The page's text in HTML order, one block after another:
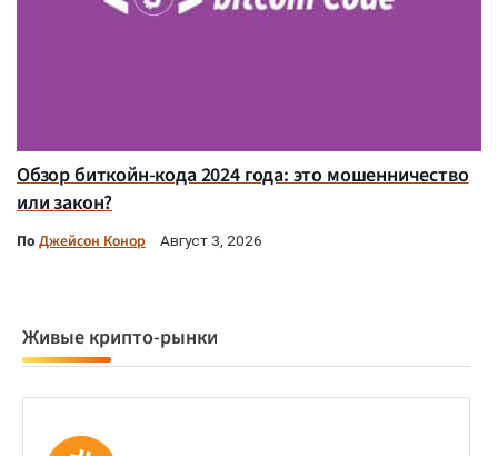
Обзор биткойн-кода 2024 года: это мошенничество
или закон?
По Джейсон Конор Август 3, 2026
Живые крипто-рынки